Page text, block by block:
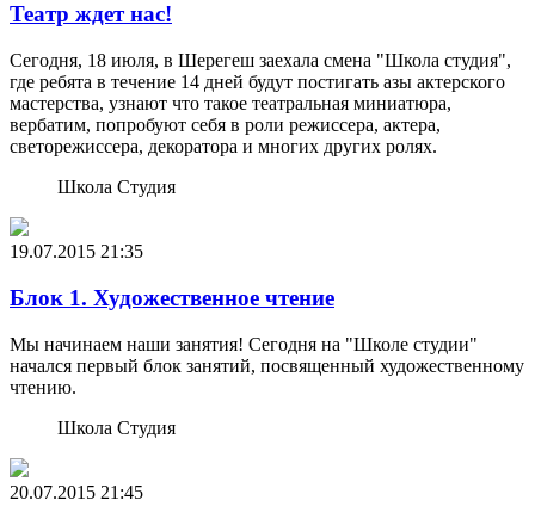
Театр ждет нас!
Сегодня, 18 июля, в Шерегеш заехала смена "Школа студия",
где ребята в течение 14 дней будут постигать азы актерского
мастерства, узнают что такое театральная миниатюра,
вербатим, попробуют себя в роли режиссера, актера,
светорежиссера, декоратора и многих других ролях.
Школа Студия
19.07.2015 21:35
Блок 1. Художественное чтение
Мы начинаем наши занятия! Сегодня на "Школе студии"
начался первый блок занятий, посвященный художественному
чтению.
Школа Студия
20.07.2015 21:45